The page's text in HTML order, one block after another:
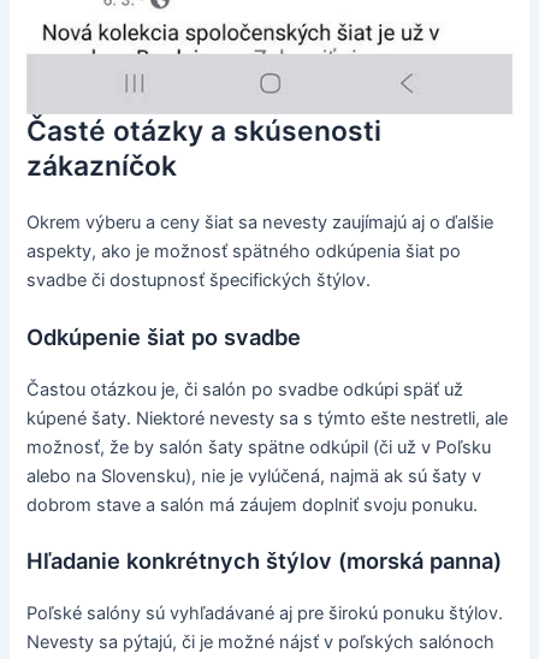
Časté otázky a skúsenosti
zákazníčok
Okrem výberu a ceny šiat sa nevesty zaujímajú aj o ďalšie
aspekty, ako je možnosť spätného odkúpenia šiat po
svadbe či dostupnosť špecifických štýlov.
Odkúpenie šiat po svadbe
Častou otázkou je, či salón po svadbe odkúpi späť už
kúpené šaty. Niektoré nevesty sa s týmto ešte nestretli, ale
možnosť, že by salón šaty spätne odkúpil (či už v Poľsku
alebo na Slovensku), nie je vylúčená, najmä ak sú šaty v
dobrom stave a salón má záujem doplniť svoju ponuku.
Hľadanie konkrétnych štýlov (morská panna)
Poľské salóny sú vyhľadávané aj pre širokú ponuku štýlov.
Nevesty sa pýtajú, či je možné nájsť v poľských salónoch